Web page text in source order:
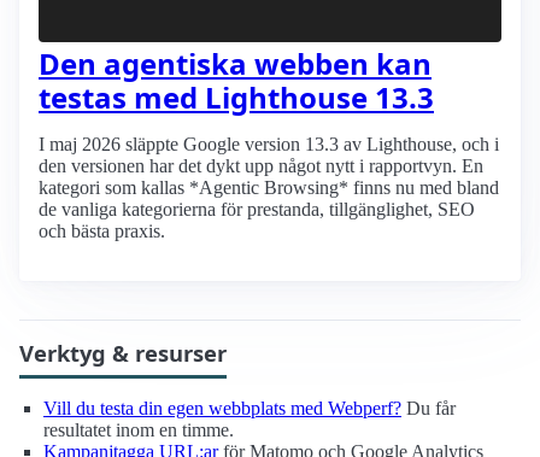
Den agentiska webben kan
testas med Lighthouse 13.3
I maj 2026 släppte Google version 13.3 av Lighthouse, och i
den versionen har det dykt upp något nytt i rapportvyn. En
kategori som kallas *Agentic Browsing* finns nu med bland
de vanliga kategorierna för prestanda, tillgänglighet, SEO
och bästa praxis.
Verktyg & resurser
Vill du testa din egen webbplats med Webperf? Du får
resultatet inom en timme.
Kampanjtagga URL:arför Matomo och Google Analytics